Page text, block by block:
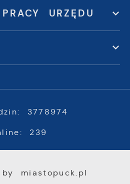
URZĘDU
3778974
239
miastopuck.pl